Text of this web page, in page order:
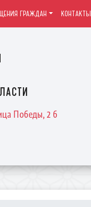
Победы, 2 б
ГРАЖДАН КОНТАКТЫ